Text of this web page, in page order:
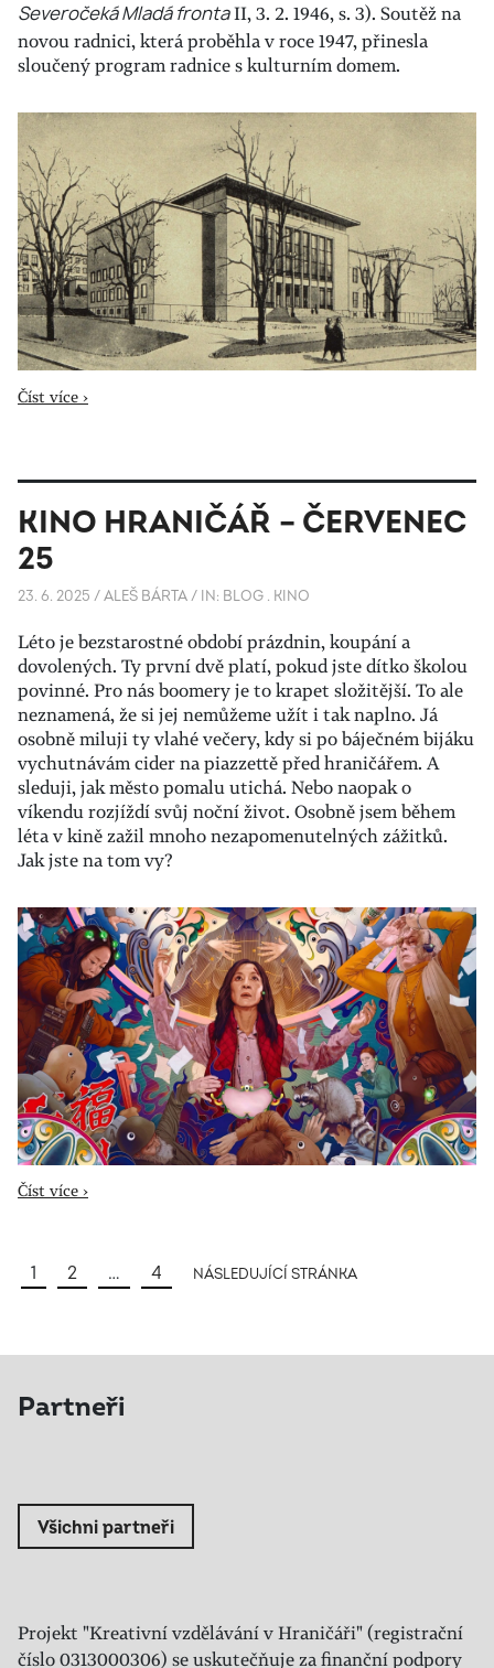
Severočeká Mladá frontaII, 3. 2. 1946, s. 3). Soutěž na
novou radnici, která proběhla v roce 1947, přinesla
sloučený program radnice s kulturním domem.
Číst více ›
KINO HRANIČÁŘ – ČERVENEC
25
23. 6. 2025 /ALEŠ BÁRTA/ IN: BLOG . KINO
Léto je bezstarostné období prázdnin, koupání a
dovolených. Ty první dvě platí, pokud jste dítko školou
povinné. Pro nás boomery je to krapet složitější. To ale
neznamená, že si jej nemůžeme užít i tak naplno. Já
osobně miluji ty vlahé večery, kdy si po báječném bijáku
vychutnávám cider na piazzettě před hraničářem. A
sleduji, jak město pomalu utichá. Nebo naopak o
víkendu rozjíždí svůj noční život. Osobně jsem během
léta v kině zažil mnoho nezapomenutelných zážitků.
Jak jste na tom vy?
Číst více ›
1 2 … 4 NÁSLEDUJÍCÍ STRÁNKA
Partneři
Všichni partneři
Projekt "Kreativní vzdělávání v Hraničáři" (registrační
číslo 0313000306) se uskutečňuje za finanční podpory